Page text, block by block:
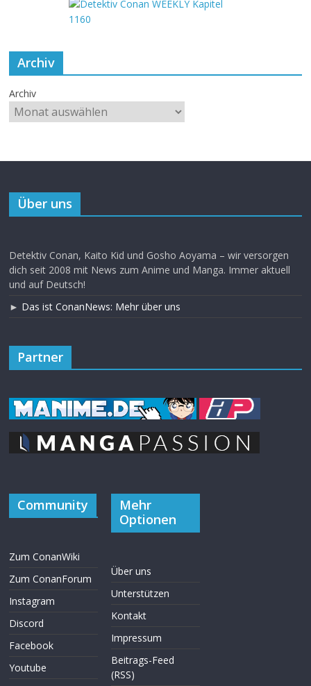
Archiv
Archiv
Über uns
Detektiv Conan, Kaito Kid und Gosho Aoyama – wir versorgen
dich seit 2008 mit News zum Anime und Manga. Immer aktuell
und auf Deutsch!
► Das ist ConanNews: Mehr über uns
Partner
Community
Zum ConanWiki
Zum ConanForum
Instagram
Discord
Facebook
Youtube
Mehr
Optionen
Über uns
Unterstützen
Kontakt
Impressum
Beitrags-Feed
(RSS)